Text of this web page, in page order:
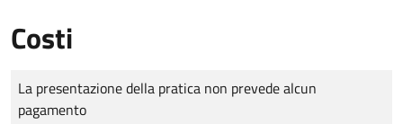
Costi
Tipo di pagamento
Importo
La presentazione della pratica non prevede alcun
pagamento